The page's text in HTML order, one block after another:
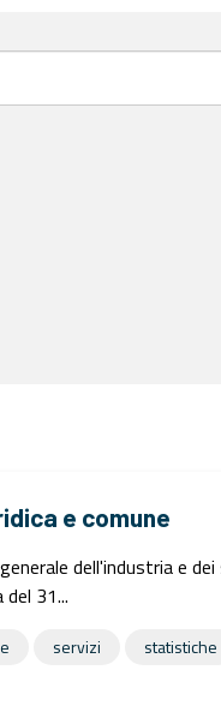
e comune
dell'industria e
31...
servizi statistiche